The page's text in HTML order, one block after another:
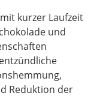
kurzer Laufzeit
und
Reduktion der